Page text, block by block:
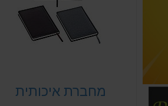
מחברת איכותית